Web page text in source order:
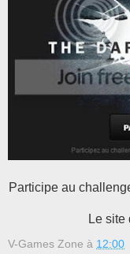
Participe au
Le site
V-Games Zone à 12:00